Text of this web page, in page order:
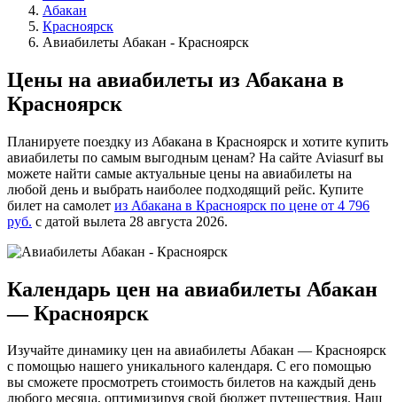
Абакан
Красноярск
Авиабилеты Абакан - Красноярск
Цены на авиабилеты из Абакана в
Красноярск
Планируете поездку из Абакана в Красноярск и хотите купить
авиабилеты по самым выгодным ценам? На сайте Aviasurf вы
можете найти самые актуальные цены на авиабилеты на
любой день и выбрать наиболее подходящий рейс. Купите
билет на самолет из Абакана в Красноярск по цене от 4 796
руб. с датой вылета 28 августа 2026.
Календарь цен на авиабилеты Абакан
— Красноярск
Изучайте динамику цен на авиабилеты Абакан — Красноярск
с помощью нашего уникального календаря. С его помощью
вы сможете просмотреть стоимость билетов на каждый день
любого месяца, оптимизируя свой бюджет путешествия. Наш